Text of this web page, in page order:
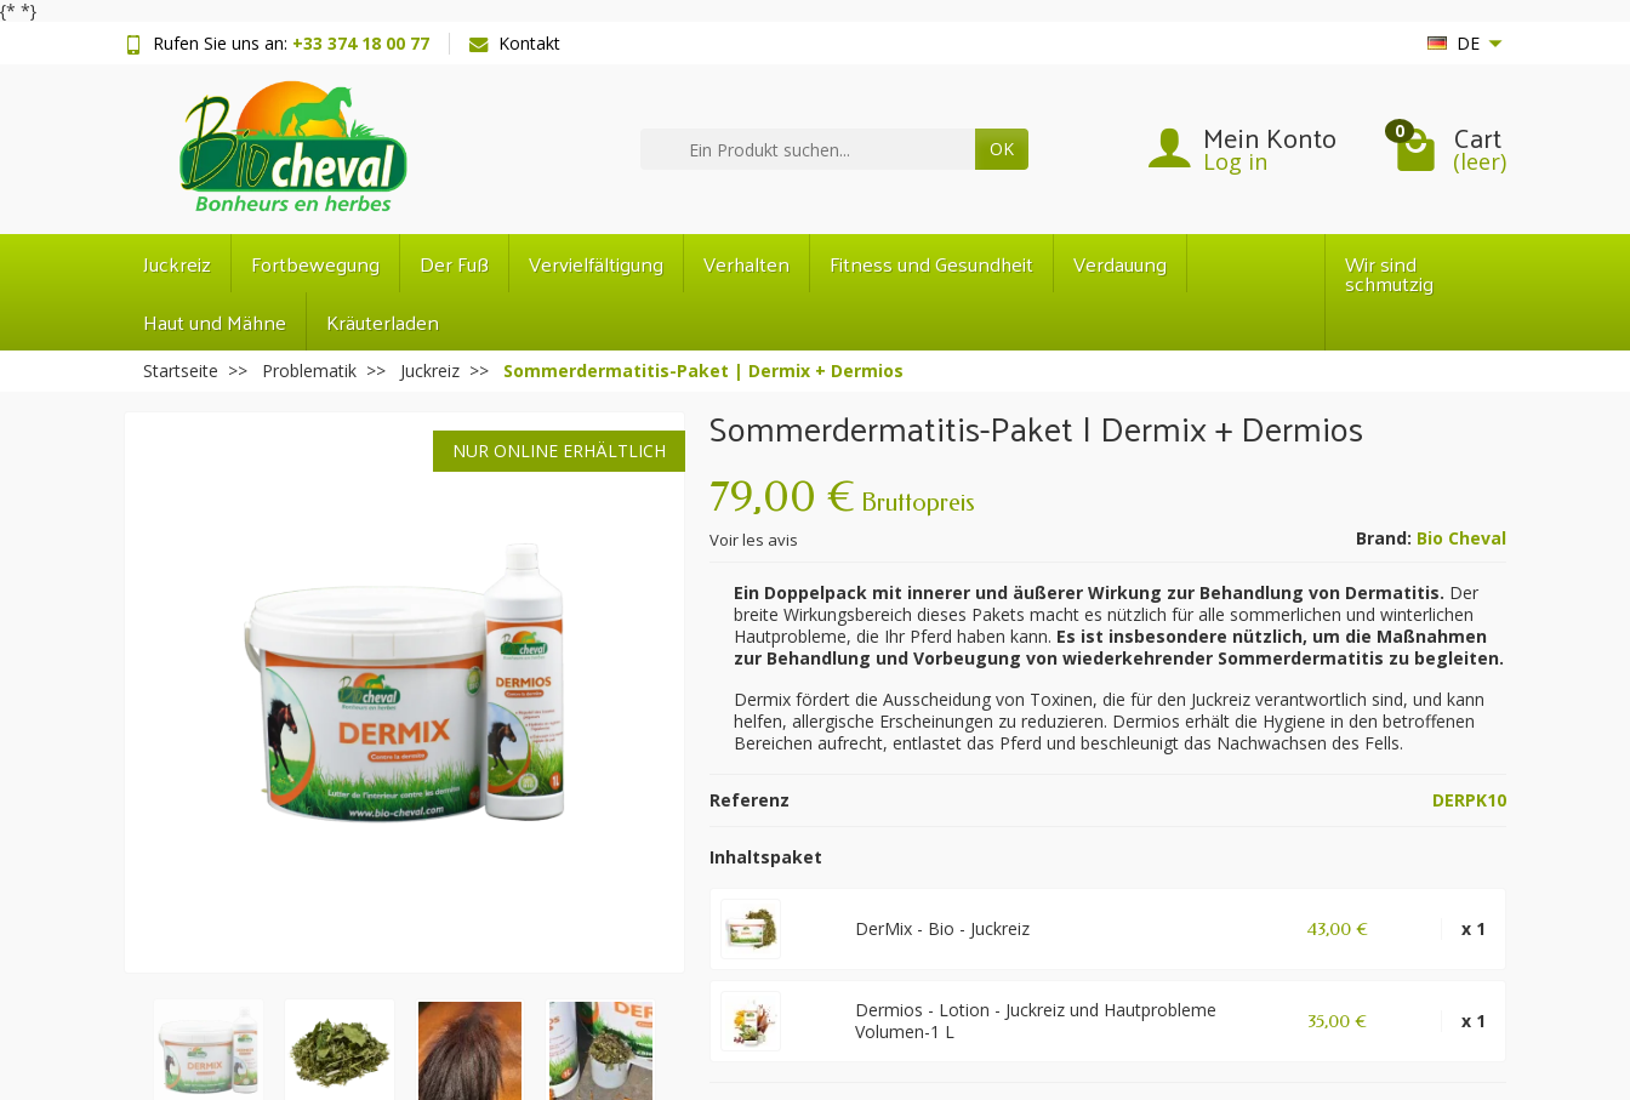
{* *}
Rufen Sie uns an: +33 374 18 00 77 Kontakt DE
OK Mein Konto
Log in
0 Cart
(leer)
Juckreiz Fortbewegung Der Fuß Vervielfältigung Verhalten Fitness und Gesundheit
Verdauung
Haut und Mähne
Kräuterladen
Wir sind
schmutzig
Startseite Problematik Juckreiz Sommerdermatitis-Paket | Dermix + Dermios
NUR ONLINE ERHÄLTLICH Sommerdermatitis-Paket | Dermix + Dermios
Brand: Bio Cheval
79,00 € Bruttopreis
Voir les avis
Ein Doppelpack mit innerer und äußerer Wirkung zur Behandlung von Dermatitis. Der
breite Wirkungsbereich dieses Pakets macht es nützlich für alle sommerlichen und winterlichen
Hautprobleme, die Ihr Pferd haben kann. Es ist insbesondere nützlich, um die Maßnahmen
zur Behandlung und Vorbeugung von wiederkehrender Sommerdermatitis zu begleiten.
Dermix fördert die Ausscheidung von Toxinen, die für den Juckreiz verantwortlich sind, und kann
helfen, allergische Erscheinungen zu reduzieren. Dermios erhält die Hygiene in den betroffenen
Bereichen aufrecht, entlastet das Pferd und beschleunigt das Nachwachsen des Fells.
Referenz DERPK10
Inhaltspaket
DerMix - Bio - Juckreiz 43,00 € x 1
Dermios - Lotion - Juckreiz und Hautprobleme
Volumen-1 L
35,00 € x 1